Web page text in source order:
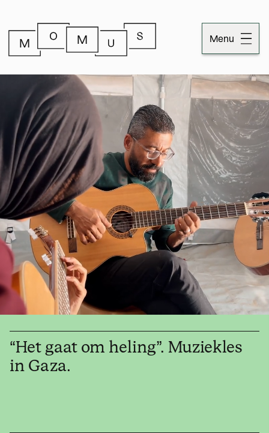
Menu
Dossiers
Publicaties
Momus
Over Momus
Contact
Momus-code
Stichtinginformatie
Werken met Momus
Word meedenker
Word lid
“Het gaat om heling”. Muziekles
in Gaza.